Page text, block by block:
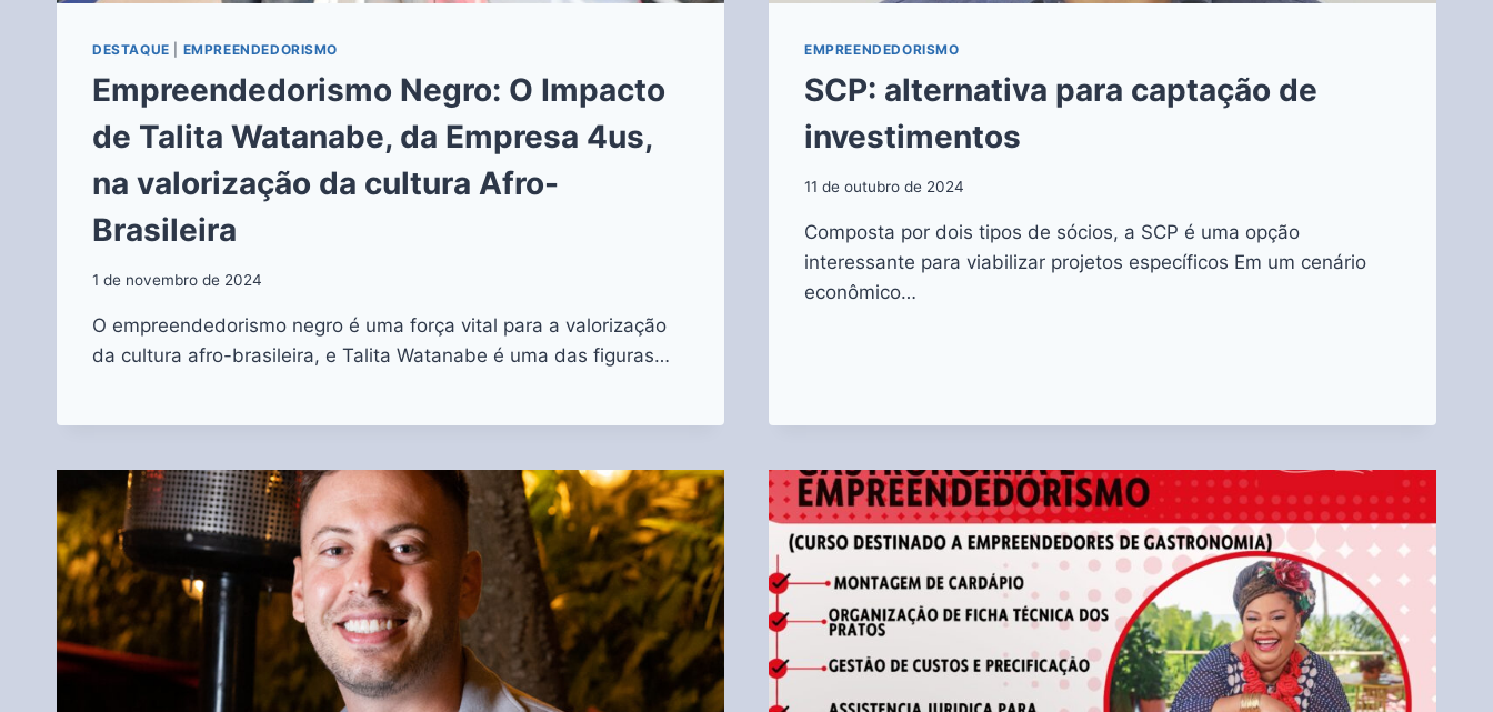
DESTAQUE EMPREENDEDORISMO
Empreendedorismo Negro: O Impacto
de Talita Watanabe, da Empresa 4us,
na valorização da cultura Afro-
Brasileira
1 de novembro de 2024
O empreendedorismo negro é uma força vital para a valorização
da cultura afro-brasileira, e Talita Watanabe é uma das figuras…
EMPREENDEDORISMO
SCP: alternativa para captação de
investimentos
11 de outubro de 2024
Composta por dois tipos de sócios, a SCP é uma opção
interessante para viabilizar projetos específicos Em um cenário
econômico…